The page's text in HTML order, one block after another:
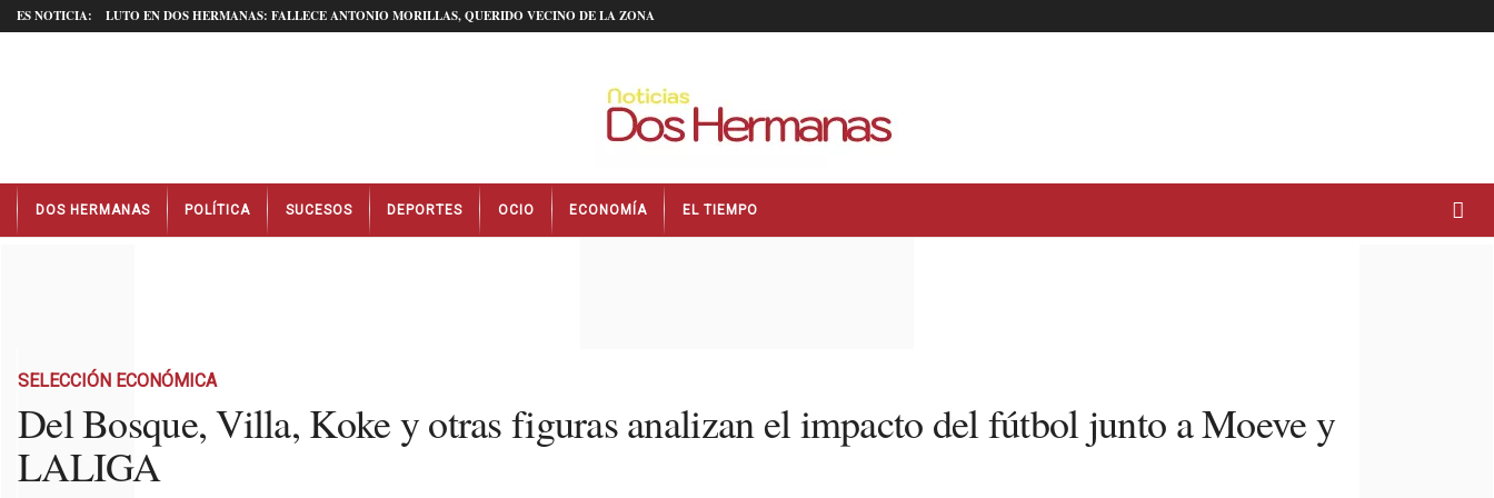
ES NOTICIA: LUTO EN DOS HERMANAS: FALLECE ANTONIO MORILLAS, QUERIDO VECINO DE LA ZONA
t
DOS HERMANAS POLÍTICA SUCESOS DEPORTES OCIO ECONOMÍA EL TIEMPO
SELECCIÓN ECONÓMICA
Del Bosque, Villa, Koke y otras figuras analizan el impacto del fútbol junto a Moeve y
LALIGA